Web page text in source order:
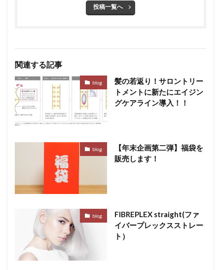
投稿一覧へ
関連する記事
blog
髪の若返り！サロントリー
トメントに新たにエイジン
グケアライン導入！！
blog
【年末企画第二弾】福袋を
販売します！
blog
FIBREPLEX straight(ファ
イバープレックスストレー
ト）